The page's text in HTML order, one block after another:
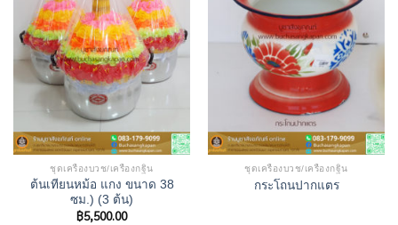
ชุดเครื่องบวช/เครื่องกฐิน
ต้นเทียนหม้อ แกง ขนาด 38
ซม.) (3 ต้น)
฿5,500.00
ชุดเครื่องบวช/เครื่องกฐิน
กระโถนปากแตร